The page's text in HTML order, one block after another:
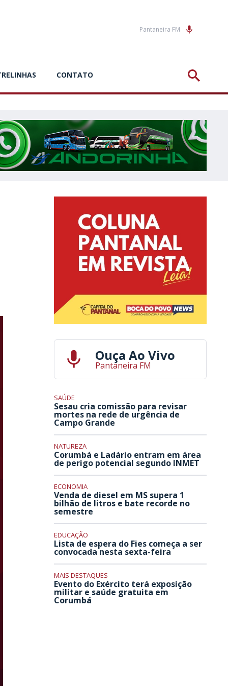
Pantaneira FM
CONTATO
Ouça Ao Vivo
Pantaneira FM
SAÚDE
Sesau cria comissão para revisar
mortes na rede de urgência de
Campo Grande
NATUREZA
Corumbá e Ladário entram em área
de perigo potencial segundo INMET
ECONOMIA
Venda de diesel em MS supera 1
bilhão de litros e bate recorde no
semestre
EDUCAÇÃO
Lista de espera do Fies começa a ser
convocada nesta sexta-feira
MAIS DESTAQUES
Evento do Exército terá exposição
militar e saúde gratuita em
Corumbá